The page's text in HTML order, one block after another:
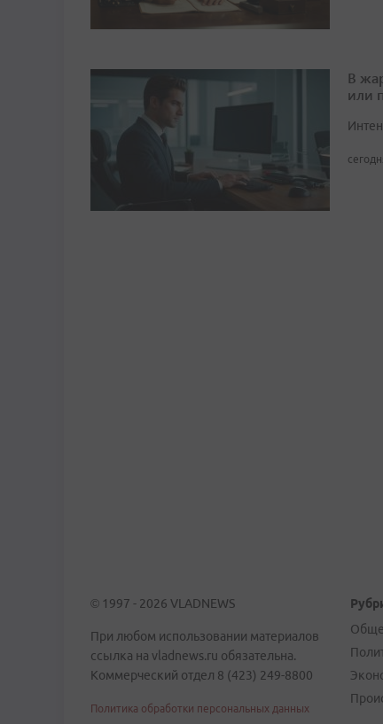
В
или
© 1997 - 2026 VLADNEWS
При любом использовании материалов
ссылка на vladnews.ru обязательна.
Коммерческий отдел 8 (423) 249-8800
Политика обработки персональных данных